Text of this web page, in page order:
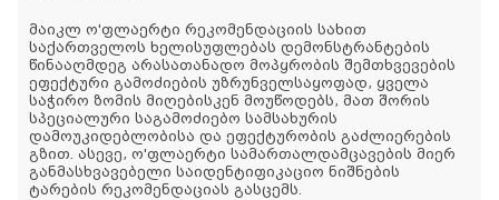
მაიკლ ო'ფლაერტი რეკომენდაციის სახით
საქართველოს ხელისუფლებას დემონსტრანტების
წინააღმდეგ არასათანადო მოპყრობის შემთხვევების
ეფექტური გამოძიების უზრუნველსაყოფად, ყველა
საჭირო ზომის მიღებისკენ მოუწოდებს, მათ შორის
სპეციალური საგამოძიებო სამსახურის
დამოუკიდებლობისა და ეფექტურობის გაძლიერების
გზით. ასევე, ო'ფლაერტი სამართალდამცავების მიერ
განმასხვავებელი საიდენტიფიკაციო ნიშნების
ტარების რეკომენდაციას გასცემს.